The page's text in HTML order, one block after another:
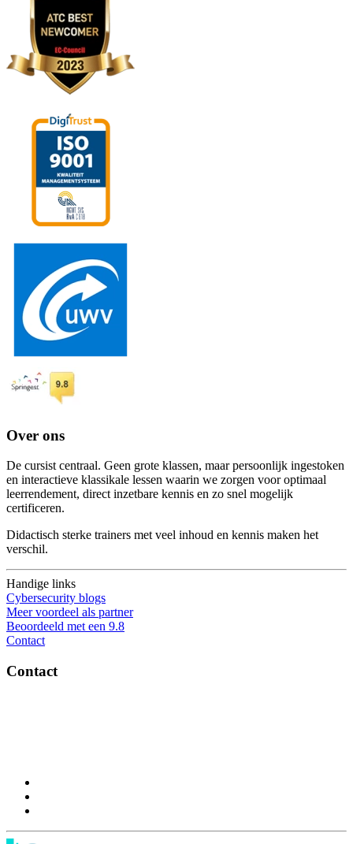
Over ons
De cursist centraal. Geen grote klassen, maar persoonlijk ingestoken
en interactieve klassikale lessen waarin we zorgen voor optimaal
leerrendement, direct inzetbare kennis en zo snel mogelijk
certificeren.
Didactisch sterke trainers met veel inhoud en kennis maken het
verschil.
Handige links
Cybersecurity blogs
Meer voordeel als partner
Beoordeeld met een 9.8
Contact
Contact